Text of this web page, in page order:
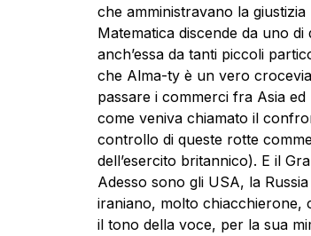
che amministravano la
Matematica discende da uno
anch’essa da tanti piccoli
che Alma-ty è un vero
passare i commerci fra Asia ed
come veniva chiamato il
controllo di queste rotte
dell’esercito britannico). E il
Adesso sono gli USA, la
iraniano, molto chiacchierone,
il tono della voce, per la sua